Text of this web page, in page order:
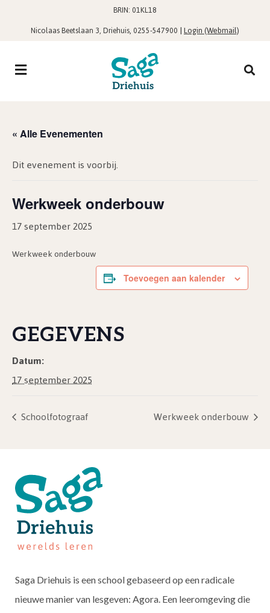
BRIN: 01KL18
Nicolaas Beetslaan 3, Driehuis, 0255-547900 |Login (Webmail)
« Alle Evenementen
Dit evenement is voorbij.
Werkweek onderbouw
17 september 2025
Werkweek onderbouw
Toevoegen aan kalender
GEGEVENS
Datum:
17 september 2025
Schoolfotograaf
Werkweek onderbouw
Saga Driehuis is een school gebaseerd op een radicale
nieuwe manier van lesgeven: Agora. Een leeromgeving die